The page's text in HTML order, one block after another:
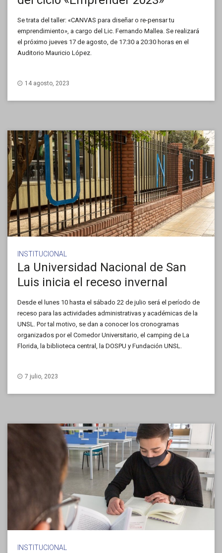
Se trata del taller: «CANVAS para diseñar o re-pensar tu
emprendimiento», a cargo del Lic. Fernando Mallea. Se realizará
el próximo jueves 17 de agosto, de 17:30 a 20:30 horas en el
Auditorio Mauricio López.
14 agosto, 2023
INSTITUCIONAL
La Universidad Nacional de San
Luis inicia el receso invernal
Desde el lunes 10 hasta el sábado 22 de julio será el período de
receso para las actividades administrativas y académicas de la
UNSL. Por tal motivo, se dan a conocer los cronogramas
organizados por el Comedor Universitario, el camping de La
Florida, la biblioteca central, la DOSPU y Fundación UNSL.
7 julio, 2023
INSTITUCIONAL